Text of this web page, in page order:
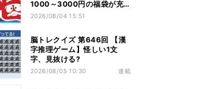
1000～3000円の福袋が充
実、家電やアパレルなど人気
2026/08/04 15:51
脳トレクイズ 第646回 【漢
字推理ゲーム】怪しい1文
字、見抜ける?
2026/08/05 10:30 連載